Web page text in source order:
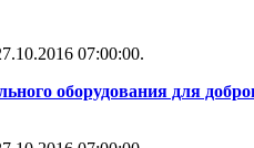
07:00:00.
оборудования для